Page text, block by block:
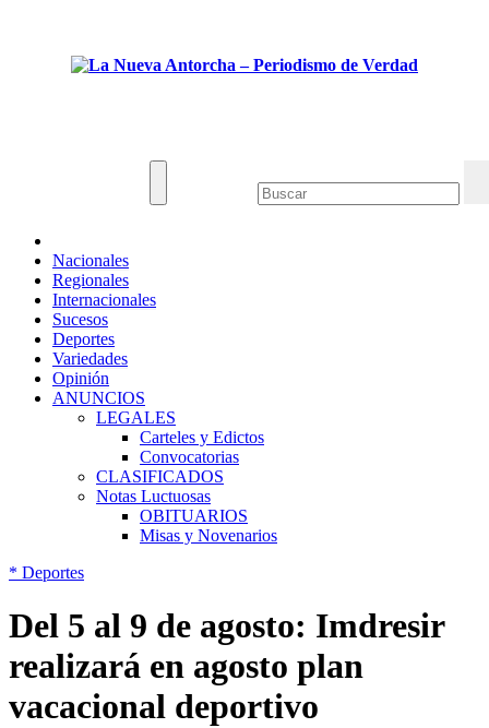
contenido
Nacionales
Regionales
Internacionales
Sucesos
Deportes
Variedades
Opinión
ANUNCIOS
LEGALES
Carteles y Edictos
Convocatorias
CLASIFICADOS
Notas Luctuosas
OBITUARIOS
Misas y Novenarios
* Deportes
Del 5 al 9 de agosto: Imdresir
realizará en agosto plan
vacacional deportivo